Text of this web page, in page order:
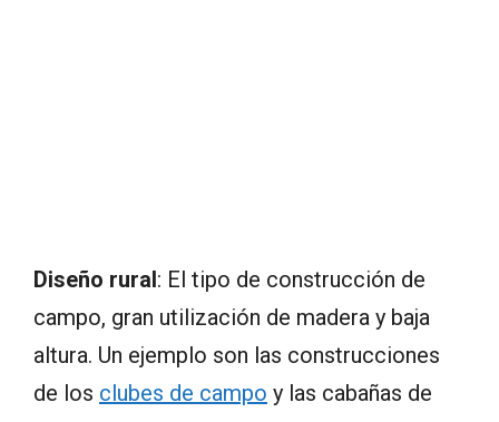
Diseño rural: El tipo de construcción de
campo, gran utilización de madera y baja
altura. Un ejemplo son las construcciones
de los clubes de campo y las cabañas de